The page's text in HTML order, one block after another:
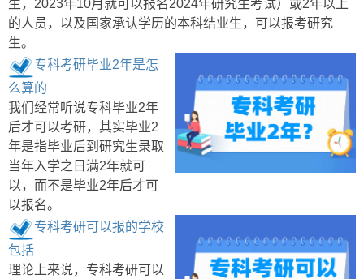
生，2023年10月就可以报名2024年研究生考试）或2年以上
的人员，以及国家承认学历的本科结业生，可以报考研究
生。
专科考研毕业2年是怎
么算的
我们经常听说专科毕业2年
后才可以考研，其实毕业2
年是指毕业后到研究生录取
当年入学之日满2年就可
以，而不是毕业2年后才可
以报名。
专科考研可以报的学校
包括
理论上来说，专科考研可以